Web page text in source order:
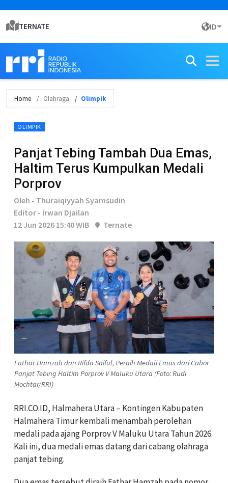
TERNATE ID
Home Olahraga Olimpik
OLIMPIK
Panjat Tebing Tambah Dua Emas,
Haltim Terus Kumpulkan Medali
Porprov
Oleh - Thuraiqiyyah Syamsudin
Editor - Irwan Djailan
12 Jun 2026 15:40 WIB
Ternate
Fathar Hamzah dan Rifda Saiful, Peraih Medali Emas dari Cabor
Panjat Tebing Haltim Porprov V Maluku Utara (Foto: Rudi
Mochtar/RRI)
RRI.CO.ID, Halmahera Utara – Kontingen Kabupaten
Halmahera Timur kembali menambah perolehan
medali pada ajang Porprov V Maluku Utara Tahun 2026.
Kali ini, dua medali emas datang dari cabang olahraga
panjat tebing.